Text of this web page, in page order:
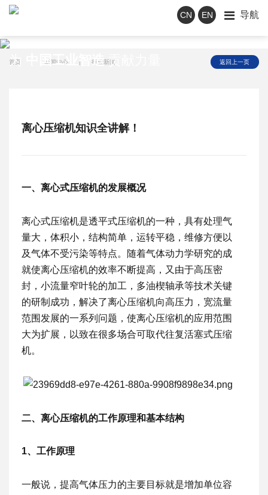
CN EN 导航
为 中国工业智造贡献力量
首页 新闻中心 | 行业新闻 返回上一页
离心压缩机知识全讲解！
一、离心式压缩机的发展概况
离心式压缩机是透平式压缩机的一种，具有处理气
量大，体积小，结构简单，运转平稳，维修方便以
及气体不受污染等特点。随着气体动力学研究的成
就使离心压缩机的效率不断提高，又由于高压密
封，小流量窄叶轮的加工，多油楔轴承等技术关键
的研制成功，解决了离心压缩机向高压力，宽流量
范围发展的一系列问题，使离心压缩机的应用范围
大为扩展，以致在很多场合可取代往复活塞式压缩
机。
二、离心压缩机的工作原理和基本结构
1、工作原理
一般说，提高气体压力的主要目标就是增加单位容